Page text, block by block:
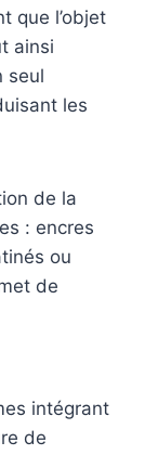
que l’objet
ainsi
seul
les
de la
: encres
ou
de
intégrant
de